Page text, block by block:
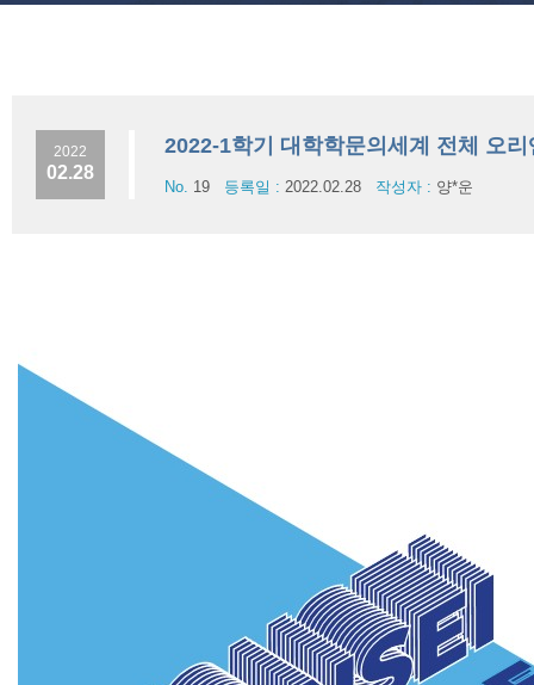
2022
02.28
2022-1학기 대학학문의세계 전체 오
No. 19 등록일 : 2022.02.28 작성자 : 양*운